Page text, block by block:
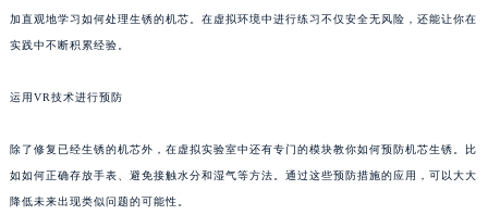
加直观地学习如何处理生锈的机芯。在虚拟环境中进行练习不仅安全无风险，还能让你在
实践中不断积累经验。
运用VR技术进行预防
除了修复已经生锈的机芯外，在虚拟实验室中还有专门的模块教你如何预防机芯生锈。比
如如何正确存放手表、避免接触水分和湿气等方法。通过这些预防措施的应用，可以大大
降低未来出现类似问题的可能性。